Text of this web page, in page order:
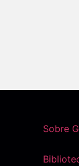
Sobre